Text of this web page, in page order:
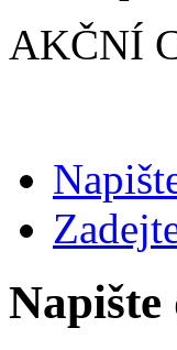
AKČNÍ
Napište